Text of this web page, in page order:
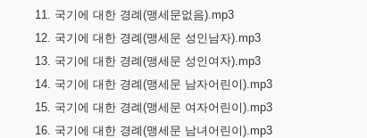
11. 국기에 대한 경례(맹세문없음).mp3
12. 국기에 대한 경례(맹세문 성인남자).mp3
13. 국기에 대한 경례(맹세문 성인여자).mp3
14. 국기에 대한 경례(맹세문 남자어린이).mp3
15. 국기에 대한 경례(맹세문 여자어린이).mp3
16. 국기에 대한 경례(맹세문 남녀어린이).mp3